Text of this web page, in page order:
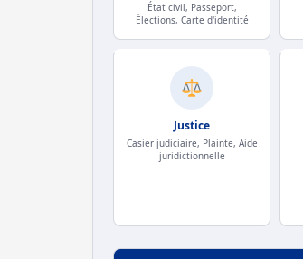
État civil, Passeport,
Élections, Carte d'identité
Justice
Casier judiciaire, Plainte, Aide
juridictionnelle